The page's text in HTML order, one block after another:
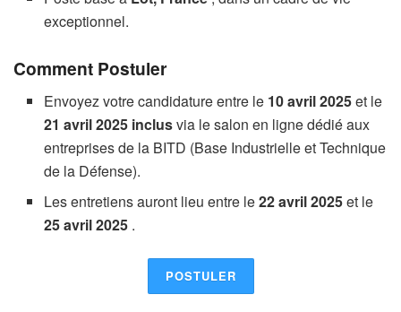
exceptionnel.
Comment Postuler
Envoyez votre candidature entre le 10 avril 2025et le
21 avril 2025 inclusvia le salon en ligne dédié aux
entreprises de la BITD (Base Industrielle et Technique
de la Défense).
Les entretiens auront lieu entre le22 avril 2025et le
25 avril 2025 .
POSTULER